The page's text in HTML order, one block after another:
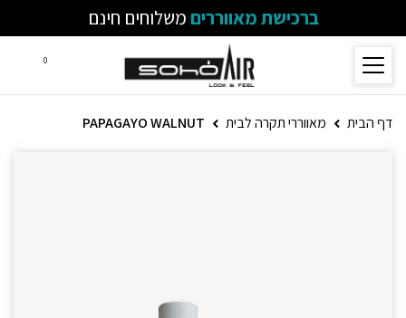
ברכישת מאוורריםמשלוחים חינם
0
דף הבית מאווררי תקרה לבית PAPAGAYO WALNUT